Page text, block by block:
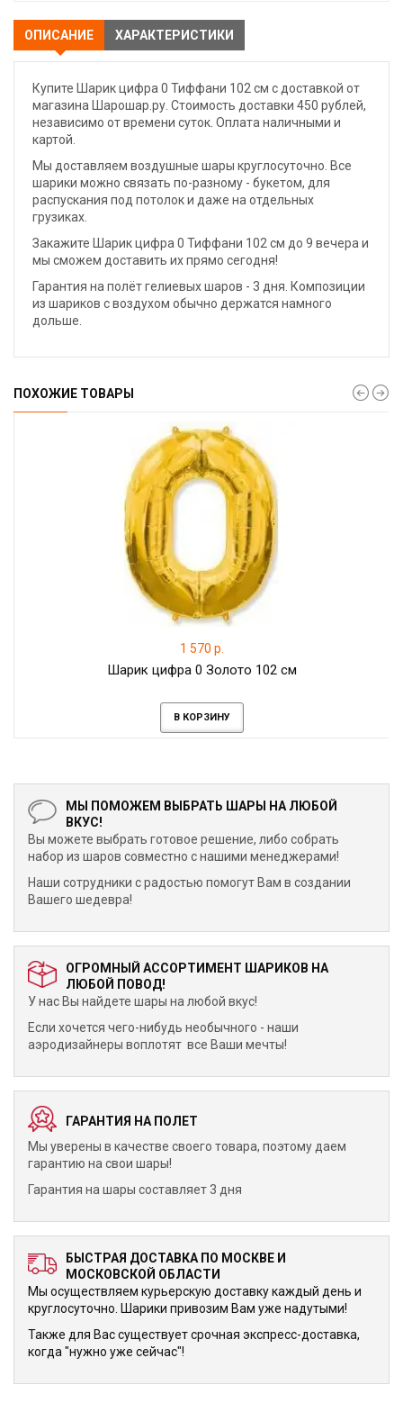
ОПИСАНИЕ ХАРАКТЕРИСТИКИ
Купите Шарик цифра 0 Тиффани 102 см с доставкой от
магазина Шарошар.ру. Стоимость доставки 450 рублей,
независимо от времени суток. Оплата наличными и
картой.
Мы доставляем воздушные шары круглосуточно. Все
шарики можно связать по-разному - букетом, для
распускания под потолок и даже на отдельных
грузиках.
Закажите Шарик цифра 0 Тиффани 102 см до 9 вечера и
мы сможем доставить их прямо сегодня!
Гарантия на полёт гелиевых шаров - 3 дня. Композиции
из шариков с воздухом обычно держатся намного
дольше.
ПОХОЖИЕ ТОВАРЫ
1 570 р.
Шарик цифра 0 Золото 102 см
В КОРЗИНУ
МЫ ПОМОЖЕМ ВЫБРАТЬ ШАРЫ НА ЛЮБОЙ
ВКУС!
Вы можете выбрать готовое решение, либо собрать
набор из шаров совместно с нашими менеджерами!
Наши сотрудники с радостью помогут Вам в создании
Вашего шедевра!
ОГРОМНЫЙ АССОРТИМЕНТ ШАРИКОВ НА
ЛЮБОЙ ПОВОД!
У нас Вы найдете шары на любой вкус!
Если хочется чего-нибудь необычного - наши
аэродизайнеры воплотят все Ваши мечты!
ГАРАНТИЯ НА ПОЛЕТ
Мы уверены в качестве своего товара, поэтому даем
гарантию на свои шары!
Гарантия на шары составляет 3 дня
БЫСТРАЯ ДОСТАВКА ПО МОСКВЕ И
МОСКОВСКОЙ ОБЛАСТИ
Мы осуществляем курьерскую доставку каждый день и
круглосуточно. Шарики привозим Вам уже надутыми!
Также для Вас существует срочная экспресс-доставка,
когда "нужно уже сейчас"!